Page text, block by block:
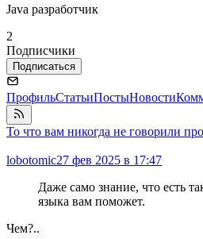
Java разработчик
2
Подписчики
Подписаться
ПрофильСтатьиПостыНовости
То что вам никогда не говорили
lobotomic27 фев 2025 в 17:47
Даже само знание, что есть
языка вам поможет.
Чем?..